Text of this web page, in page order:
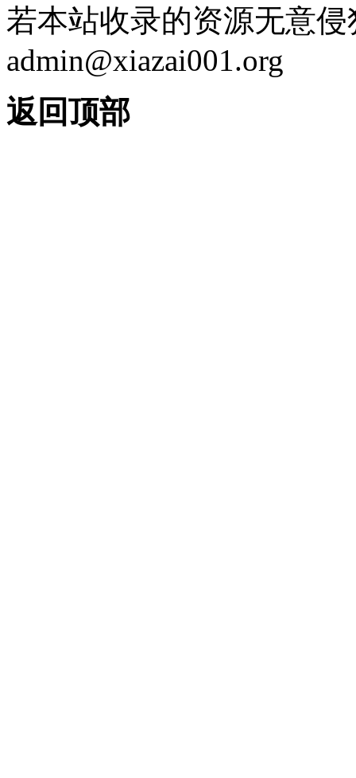
若本站收录的资源无意
admin@xiazai001.org
返回顶部